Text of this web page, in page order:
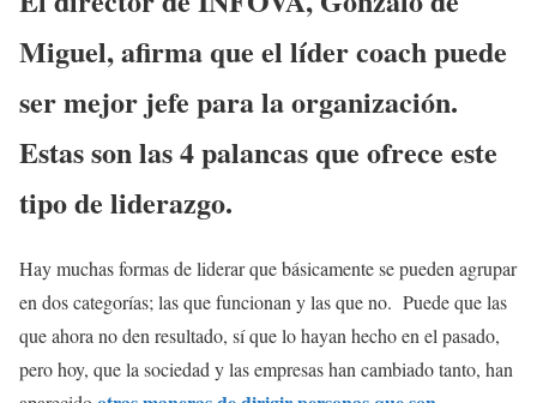
Miguel, afirma que el líder coach puede
ser mejor jefe para la organización.
Estas son las 4 palancas que ofrece este
tipo de liderazgo.
Hay muchas formas de liderar que básicamente se pueden agrupar
en dos categorías; las que funcionan y las que no. Puede que las
que ahora no den resultado, sí que lo hayan hecho en el pasado,
pero hoy, que la sociedad y las empresas han cambiado tanto, han